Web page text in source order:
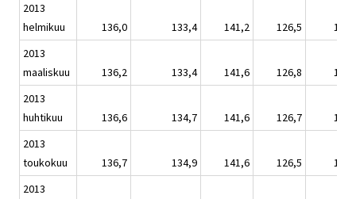
2013
helmikuu
136,0 133,4 141,2 126,5
2013
maaliskuu
136,2 133,4 141,6 126,8
2013
huhtikuu
136,6 134,7 141,6 126,7
2013
toukokuu
136,7 134,9 141,6 126,5
2013